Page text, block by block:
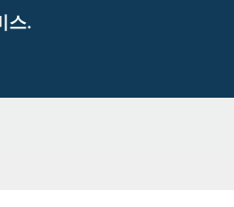
스.